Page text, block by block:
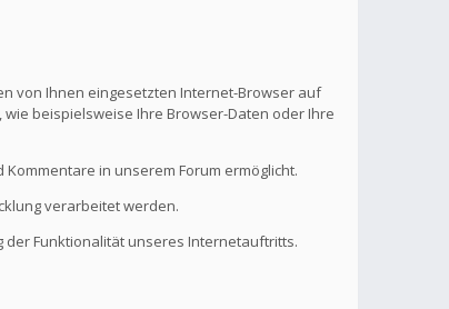
von Ihnen eingesetzten Internet-Browser auf
beispielsweise Ihre Browser-Daten oder Ihre
in unserem Forum ermöglicht.
verarbeitet werden.
Funktionalität unseres Internetauftritts.